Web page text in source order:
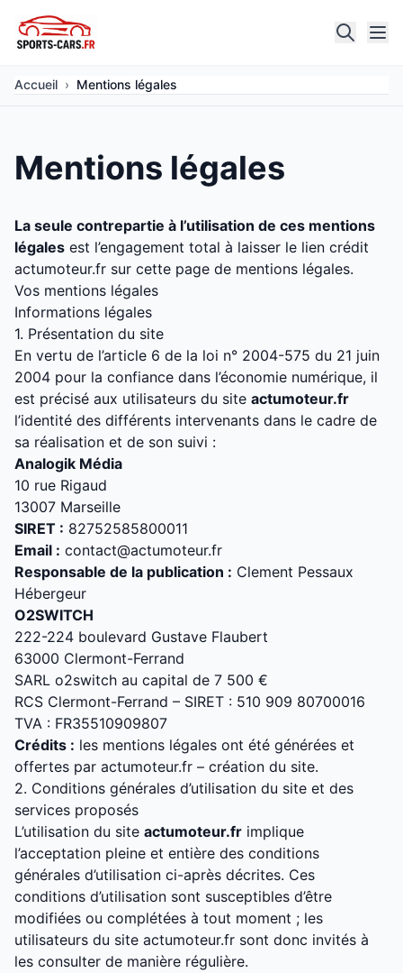
Accueil › Mentions légales
Mentions légales
La seule contrepartie à l’utilisation de ces mentions
légales est l’engagement total à laisser le lien crédit
actumoteur.fr sur cette page de mentions légales.
Vos mentions légales
Informations légales
1. Présentation du site
En vertu de l’article 6 de la loi n° 2004-575 du 21 juin
2004 pour la confiance dans l’économie numérique, il
est précisé aux utilisateurs du site actumoteur.fr
l’identité des différents intervenants dans le cadre de
sa réalisation et de son suivi :
Analogik Média
10 rue Rigaud
13007 Marseille
SIRET : 82752585800011
Email : contact@actumoteur.fr
Responsable de la publication : Clement Pessaux
Hébergeur
O2SWITCH
222-224 boulevard Gustave Flaubert
63000 Clermont-Ferrand
SARL o2switch au capital de 7 500 €
RCS Clermont-Ferrand – SIRET : 510 909 80700016
TVA : FR35510909807
Crédits : les mentions légales ont été générées et
offertes par actumoteur.fr – création du site.
2. Conditions générales d’utilisation du site et des
services proposés
L’utilisation du site actumoteur.fr implique
l’acceptation pleine et entière des conditions
générales d’utilisation ci-après décrites. Ces
conditions d’utilisation sont susceptibles d’être
modifiées ou complétées à tout moment ; les
utilisateurs du site actumoteur.fr sont donc invités à
les consulter de manière régulière.